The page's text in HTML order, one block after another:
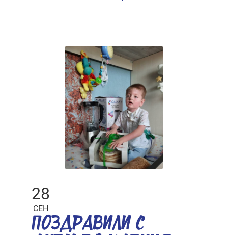
28
СЕН
ПОЗДРАВИЛИ С